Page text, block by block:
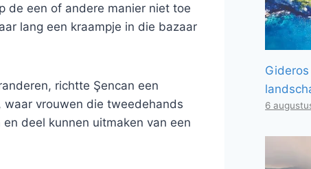
de een of andere manier niet toe
lang een kraampje in die bazaar
richtte Şencan een
waar vrouwen die tweedehands
deel kunnen uitmaken van een
6